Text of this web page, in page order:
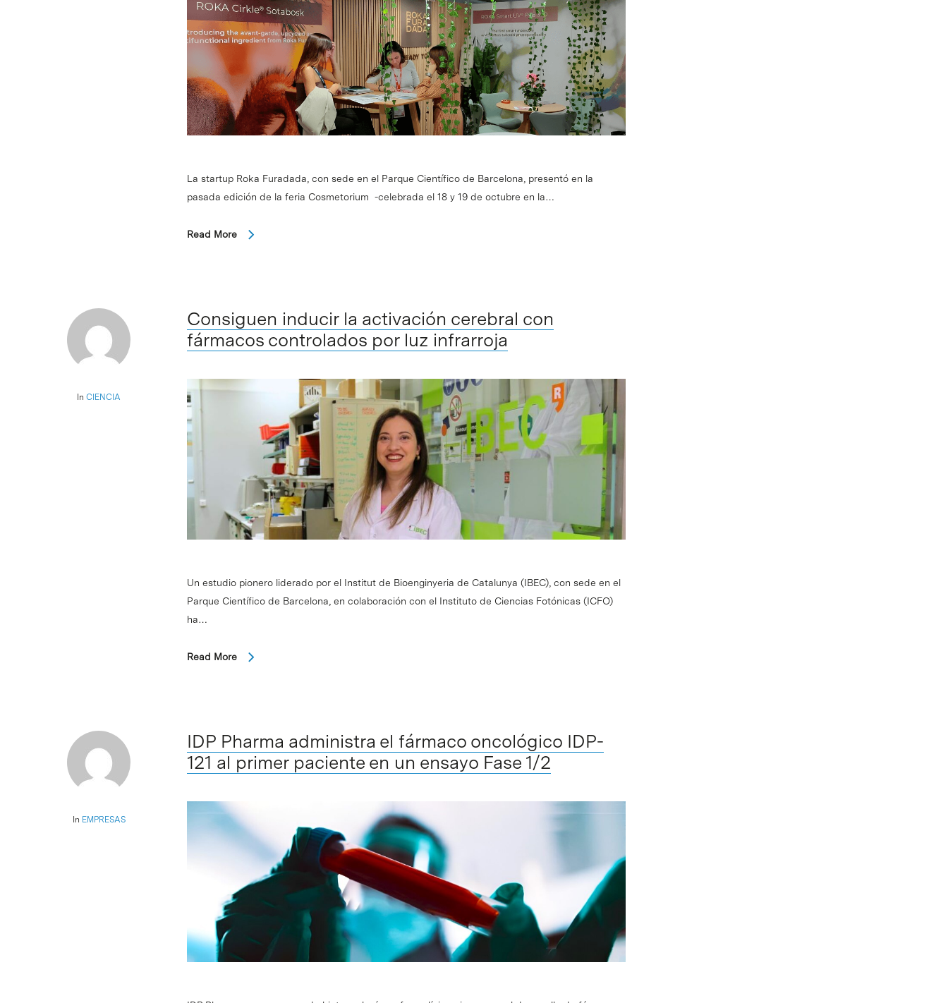
La startup Roka Furadada, con sede en el Parque Científico de Barcelona, presentó en la
pasada edición de la feria Cosmetorium -celebrada el 18 y 19 de octubre en la…
Read More
In CIENCIA
Consiguen inducir la activación cerebral con
fármacos controlados por luz infrarroja
Un estudio pionero liderado por el Institut de Bioenginyeria de Catalunya (IBEC), con sede en el
Parque Científico de Barcelona, en colaboración con el Instituto de Ciencias Fotónicas (ICFO)
ha…
Read More
In EMPRESAS
IDP Pharma administra el fármaco oncológico IDP-
121 al primer paciente en un ensayo Fase 1/2